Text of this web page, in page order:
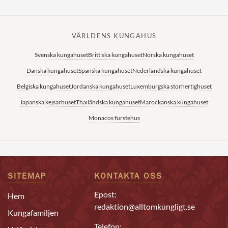
VÄRLDENS KUNGAHUS
Svenska kungahusetBrittiska kungahusetNorska kungahuset
Danska kungahusetSpanska kungahusetNederländska kungahuset
Belgiska kungahusetJordanska kungahusetLuxemburgska storhertighuset
Japanska kejsarhusetThailändska kungahusetMarockanska kungahuset
Monacos furstehus
SITEMAP
Hem
Kungafamiljen
KONTAKTA OSS
Epost:
redaktion@alltomkungligt.se